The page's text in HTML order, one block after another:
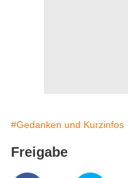
#Gedanken und Kurzinfos
Freigabe